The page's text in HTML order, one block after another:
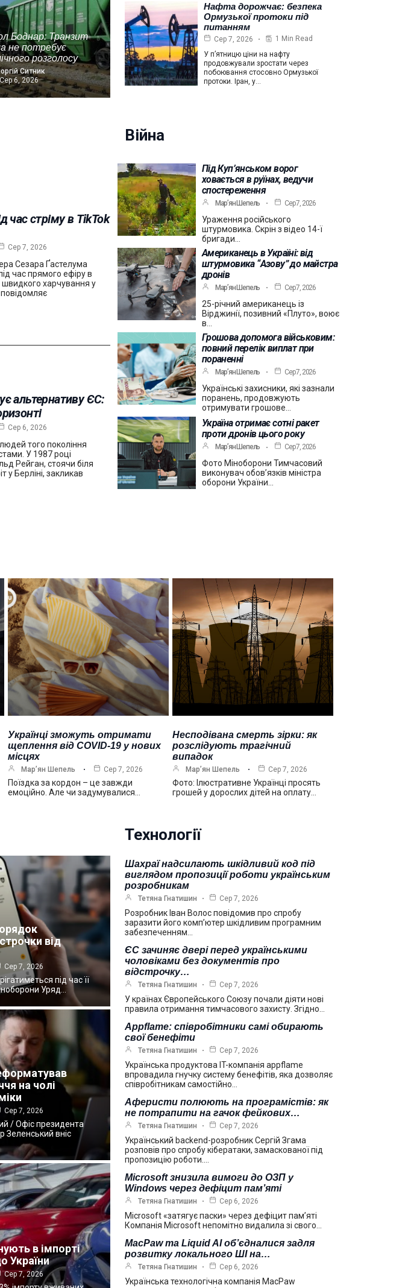
Боднар: Транзит
не потребує
розголосу
Ситник
Сер 6, 2026
Нафта дорожчає: безпека
Ормузької протоки під
питанням
Сер 7, 2026
1 Min Read
У п’ятницю ціни на нафту
продовжували зростати через
побоювання стосовно Ормузької
протоки. Іран, у…
Війна
час стріму в TikTok
Сер 7, 2026
Сезара Ґастелума
час прямого ефіру в
швидкого харчування у
повідомляє
альтернативу ЄС:
Сер 6, 2026
того покоління
У 1987 році
Рейган, стоячи біля
у Берліні, закликав
Під Куп’янськом ворог
ховається в руїнах, ведучи
спостереження
Мар’ян Шепель Сер 7, 2026
Ураження російського
штурмовика. Скрін з відео 14-ї
бригади…
Американець в Україні: від
штурмовика “Азову” до майстра
дронів
Мар’ян Шепель Сер 7, 2026
25-річний американець із
Вірджинії, позивний «Плуто», воює
в…
Грошова допомога військовим:
повний перелік виплат при
пораненні
Мар’ян Шепель Сер 7, 2026
Українські захисники, які зазнали
поранень, продовжують
отримувати грошове…
Україна отримає сотні ракет
проти дронів цього року
Мар’ян Шепель Сер 7, 2026
Фото Міноборони Тимчасовий
виконувач обов’язків міністра
оборони України…
Українці зможуть отримати
щеплення від COVID-19 у нових
місцях
Мар’ян Шепель Сер 7, 2026
Поїздка за кордон – це завжди
емоційно. Але чи задумувалися…
Несподівана смерть зірки: як
розслідують трагічний
випадок
Мар’ян Шепель Сер 7, 2026
Фото: Ілюстративне Українці просять
грошей у дорослих дітей на оплату…
від
Сер 7, 2026
під час її
Уряд…
на чолі
Сер 7, 2026
/ Офіс президента
Зеленський вніс
в імпорті
України
Сер 7, 2026
Технології
Шахраї надсилають шкідливий код під
виглядом пропозиції роботи українським
розробникам
Тетяна Гнатишин Сер 7, 2026
Розробник Іван Волос повідомив про спробу
заразити його комп’ютер шкідливим програмним
забезпеченням…
ЄС зачиняє двері перед українськими
чоловіками без документів про
відстрочку…
Тетяна Гнатишин Сер 7, 2026
У країнах Європейського Союзу почали діяти нові
правила отримання тимчасового захисту. Згідно…
Appflame: співробітники самі обирають
свої бенефіти
Тетяна Гнатишин Сер 7, 2026
Українська продуктова IT-компанія appflame
впровадила гнучку систему бенефітів, яка дозволяє
співробітникам самостійно…
Аферисти полюють на програмістів: як
не потрапити на гачок фейкових…
Тетяна Гнатишин Сер 7, 2026
Український backend-розробник Сергій Згама
розповів про спробу кібератаки, замаскованої під
пропозицію роботи.…
Microsoft знизила вимоги до ОЗП у
Windows через дефіцит пам’яті
Тетяна Гнатишин Сер 6, 2026
Microsoft «затягує паски» через дефіцит пам’яті
Компанія Microsoft непомітно видалила зі свого…
MacPaw та Liquid AI об’єдналися задля
розвитку локального ШІ на…
Тетяна Гнатишин Сер 6, 2026
Українська технологічна компанія MacPaw